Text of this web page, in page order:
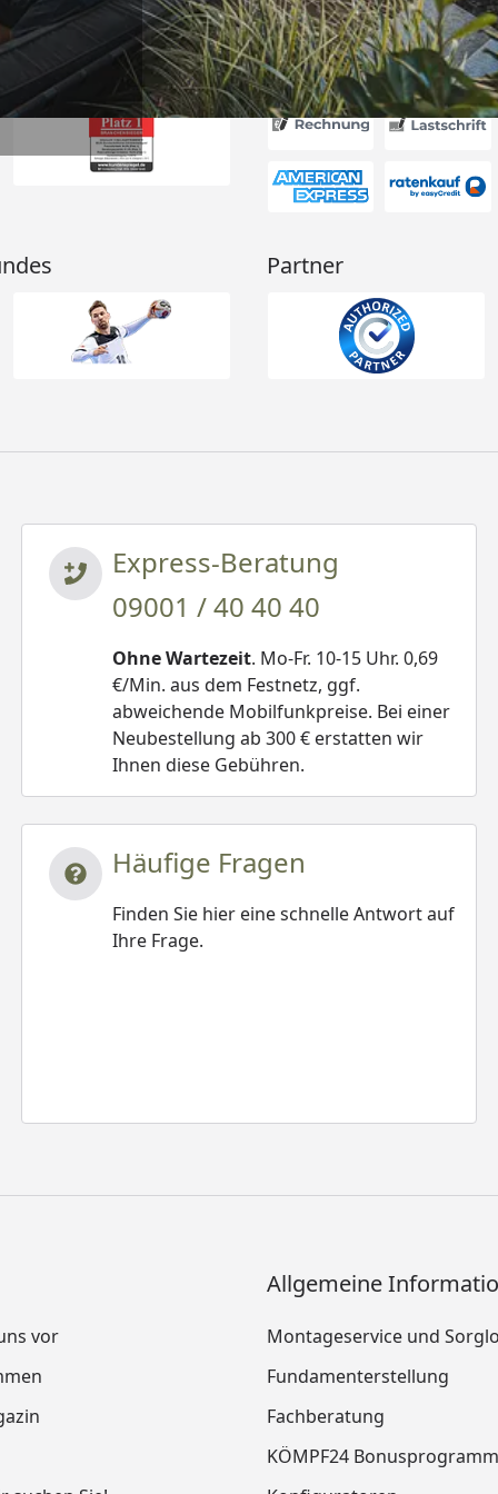
Akzeptierte
Partner
Express-Beratung
09001 / 40 40 40
Ohne Wartezeit. Mo-Fr. 10-15 Uhr. 0,69
€/Min. aus dem Festnetz, ggf.
abweichende Mobilfunkpreise. Bei einer
Neubestellung ab 300 € erstatten wir
Ihnen diese Gebühren.
Häufige Fragen
Finden Sie hier eine schnelle Antwort auf
Ihre Frage.
vor
Allgemeine
Montageservice und
Fundamenterstellung
Fachberatung
KÖMPF24 Bonusprogramm